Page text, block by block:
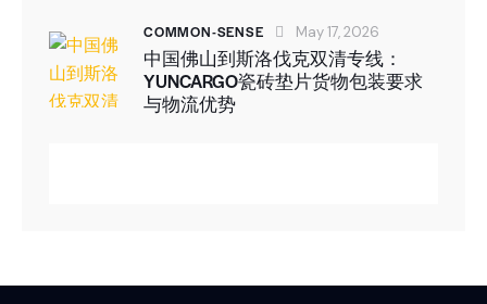
COMMON-SENSE May 17, 2026
中国佛山到斯洛伐克双清专线：
YUNCARGO瓷砖垫片货物包装要求
与物流优势